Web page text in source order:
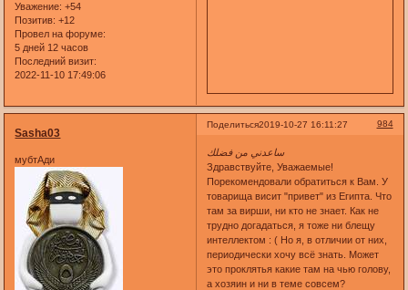
Уважение: +54
Позитив: +12
Провел на форуме:
5 дней 12 часов
Последний визит:
2022-11-10 17:49:06
Поделиться 984
2019-10-27 16:11:27
Sasha03
мубтАди
ساعدني من فضلك
Здравствуйте, Уважаемые!
Порекомендовали обратиться к Вам. У
товарища висит "привет" из Египта. Что
там за вирши, ни кто не знает. Как не
трудно догадаться, я тоже ни блещу
интеллектом : ( Но я, в отличии от них,
периодически хочу всё знать. Может
это проклятья какие там на чью голову,
а хозяин и ни в теме совсем?